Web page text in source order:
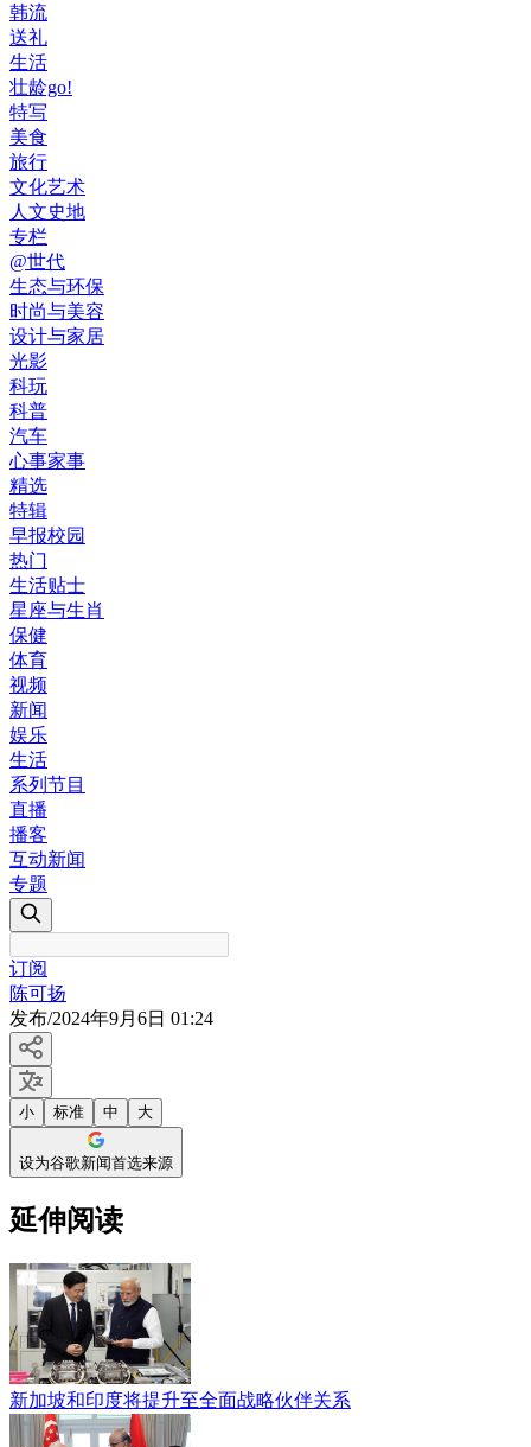
韩流
送礼
生活
壮龄go!
特写
美食
旅行
文化艺术
人文史地
专栏
@世代
生态与环保
时尚与美容
设计与家居
光影
科玩
科普
汽车
心事家事
精选
特辑
早报校园
热门
生活贴士
星座与生肖
保健
体育
视频
新闻
娱乐
生活
系列节目
直播
播客
互动新闻
专题
订阅
陈可扬
发布/2024年9月6日 01:24
小 标准 中 大
设为谷歌新闻首选来源
延伸阅读
新加坡和印度将提升至全面战略伙伴关系